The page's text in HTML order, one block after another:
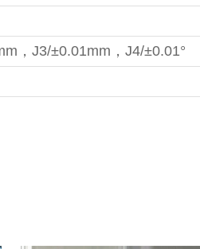
，J3/±0.01mm，J4/±0.01°